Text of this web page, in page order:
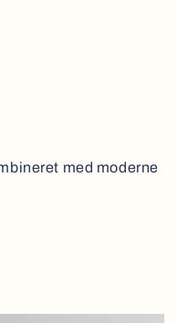
med moderne